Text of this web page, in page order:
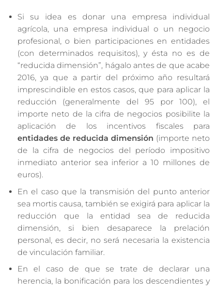
Si su idea es donar una empresa individual
agrícola, una empresa individual o un negocio
profesional, o bien participaciones en entidades
(con determinados requisitos), y ésta no es de
“reducida dimensión”, hágalo antes de que acabe
2016, ya que a partir del próximo año resultará
imprescindible en estos casos, que para aplicar la
reducción (generalmente del 95 por 100), el
importe neto de la cifra de negocios posibilite la
aplicación de los incentivos fiscales para
entidades de reducida dimensión (importe neto
de la cifra de negocios del período impositivo
inmediato anterior sea inferior a 10 millones de
euros).
En el caso que la transmisión del punto anterior
sea mortis causa, también se exigirá para aplicar la
reducción que la entidad sea de reducida
dimensión, si bien desaparece la prelación
personal, es decir, no será necesaria la existencia
de vinculación familiar.
En el caso de que se trate de declarar una
herencia, la bonificación para los descendientes y